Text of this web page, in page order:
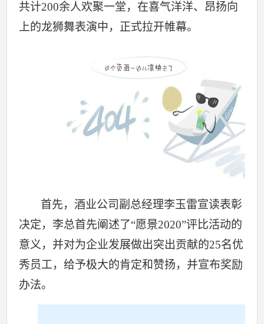
共计200余人欢聚一堂，在喜气洋洋、昂扬向
上的龙狮舞表演中，正式拉开帷幕。
首先，酒业公司副总经理李玉雷宣读表彰
决定，李总首先阐述了“愿景2020”评比活动的
意义，并对为企业发展做出突出贡献的25名优
秀员工，给予极大的肯定和赞扬，并宣布奖励
办法。